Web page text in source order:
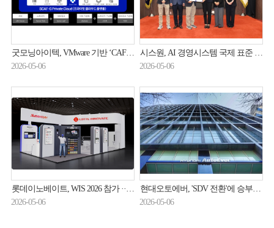
굿모닝아이텍, VMware 기반 ‘CAF-G Private Cloud’로 프라이빗 클라우드 구현 방안 제시
2026-05-06
시스원, AI 경영시스템 국제 표준 ISO42001 인증 취득
2026-05-06
롯데이노베이트, WIS 2026 참가 ··· AI 5대 브랜드 체계 공개
2026-05-06
현대오토에버, 'SDV 전환'에 승부수 띄운다
2026-05-06